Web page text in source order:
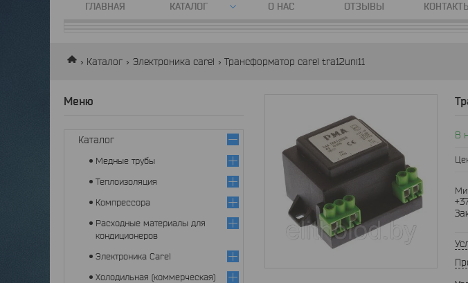
ГЛАВНАЯ КАТАЛОГ О НАС ОТЗЫВЫ
Каталог Электроника carel Трансформатор carel tra12uni11
В
Каталог
Медные трубы
Теплоизоляция
Компрессора
Расходные материалы для
кондиционеров
Электроника Carel
Холодильная (коммерческая)